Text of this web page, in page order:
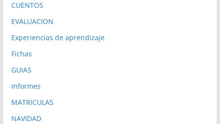
CUENTOS
EVALUACION
Experiencias de aprendizaje
Fichas
GUIAS
Informes
MATRICULAS
NAVIDAD